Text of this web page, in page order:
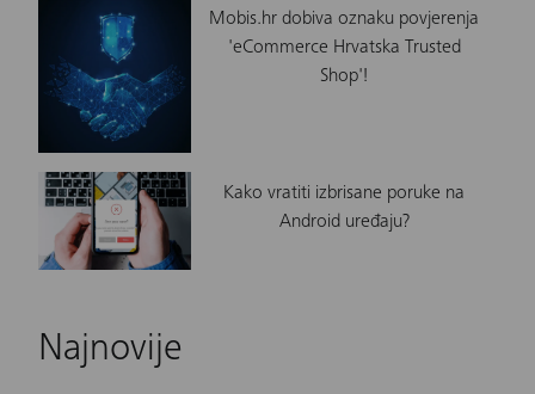
Mobis.hr dobiva oznaku povjerenja
'eCommerce Hrvatska Trusted
Shop'!
Kako vratiti izbrisane poruke na
Android uređaju?
Najnovije